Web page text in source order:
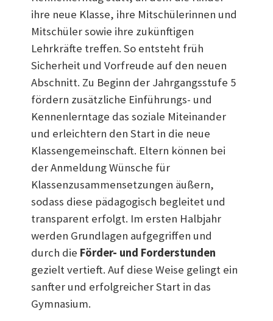
ihre neue Klasse, ihre Mitschülerinnen und
Mitschüler sowie ihre zukünftigen
Lehrkräfte treffen. So entsteht früh
Sicherheit und Vorfreude auf den neuen
Abschnitt. Zu Beginn der Jahrgangsstufe 5
fördern zusätzliche Einführungs- und
Kennenlerntage das soziale Miteinander
und erleichtern den Start in die neue
Klassengemeinschaft. Eltern können bei
der Anmeldung Wünsche für
Klassenzusammensetzungen äußern,
sodass diese pädagogisch begleitet und
transparent erfolgt. Im ersten Halbjahr
werden Grundlagen aufgegriffen und
durch die Förder- und Forderstunden
gezielt vertieft. Auf diese Weise gelingt ein
sanfter und erfolgreicher Start in das
Gymnasium.